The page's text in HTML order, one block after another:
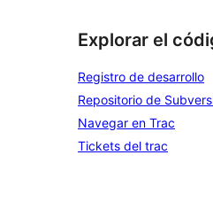
Explorar el
Registro de desarrollo
Repositorio de
Navegar en Trac
Tickets del trac